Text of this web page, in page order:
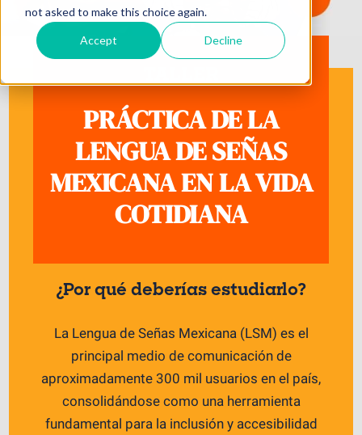
not asked to make this choice again.
Accept Decline
PRÁCTICA DE LA
LENGUA DE SEÑAS
MEXICANA EN LA VIDA
COTIDIANA
¿Por qué deberías estudiarlo?
La Lengua de Señas Mexicana (LSM) es el
principal medio de comunicación de
aproximadamente 300 mil usuarios en el país,
consolidándose como una herramienta
fundamental para la inclusión y accesibilidad